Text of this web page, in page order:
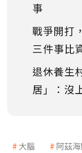
事
戰爭開打
三件事比
退休養生
居」：沒
大腦 阿茲